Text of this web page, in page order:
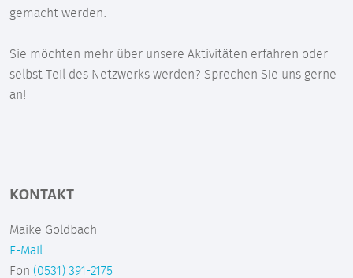
gemacht werden.
Sie möchten mehr über unsere Aktivitäten erfahren oder
selbst Teil des Netzwerks werden? Sprechen Sie uns gerne
an!
KONTAKT
Maike Goldbach
E-Mail
Fon (0531) 391-2175